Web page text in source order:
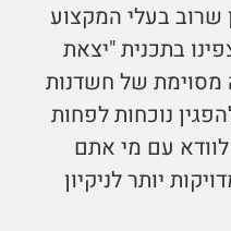
בעלי המקצוע
בתכנית "יצאת
של חשדנות
נוכחות לפחות
עם מי אתם
יותר לניקיון